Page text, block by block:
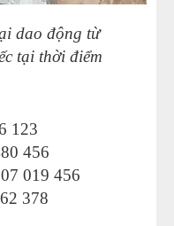
dao động từ
tại thời điểm
123
456
019 456
378